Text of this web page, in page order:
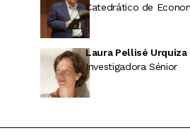
Catedrático de
Laura Pellisé Urquiza
Investigadora Sénior